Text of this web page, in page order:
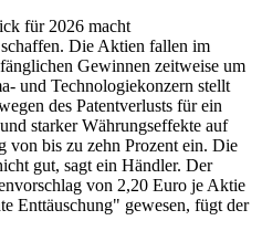
für 2026 macht
Die Aktien fallen im
Gewinnen zeitweise um
und Technologiekonzern stellt
des Patentverlusts für ein
starker Währungseffekte auf
von bis zu zehn Prozent ein. Die
gut, sagt ein Händler. Der
von 2,20 Euro je Aktie
Enttäuschung" gewesen, fügt der